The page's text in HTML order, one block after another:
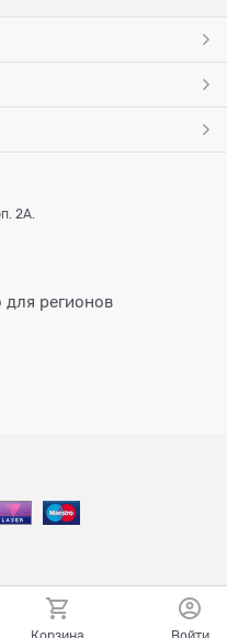
2А.
регионов